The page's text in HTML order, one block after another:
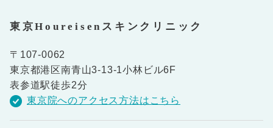
東京Houreisenスキンクリニック
〒107-0062
東京都港区南青山3-13-1小林ビル6F
表参道駅徒歩2分
東京院へのアクセス方法はこちら